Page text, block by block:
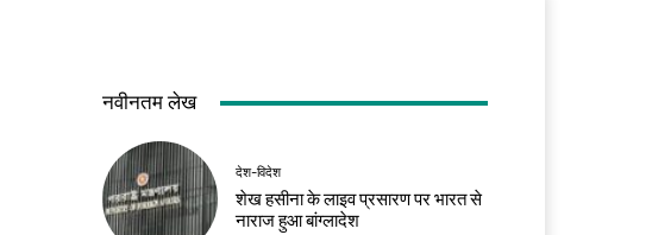
नवीनतम लेख
देश-विदेश
शेख हसीना के लाइव प्रसारण पर भारत से
नाराज हुआ बांग्लादेश